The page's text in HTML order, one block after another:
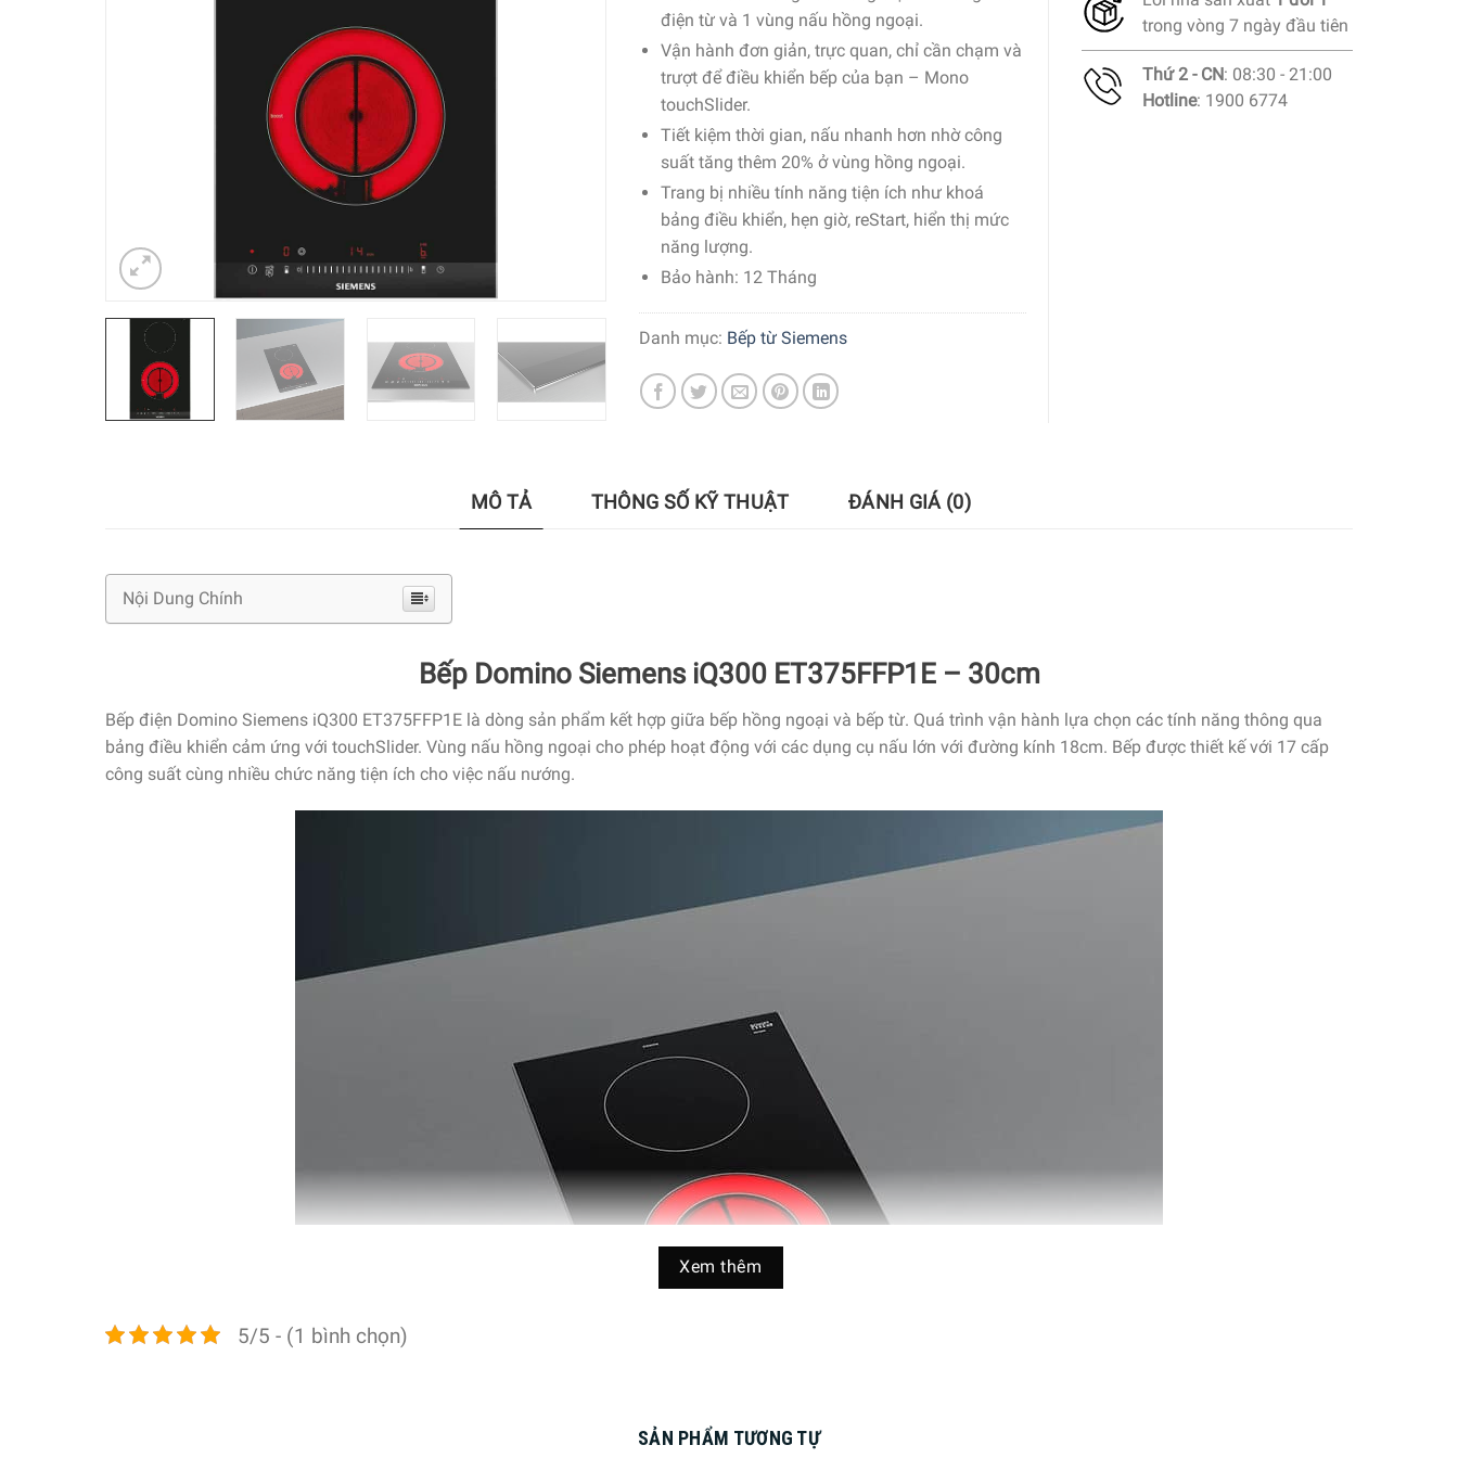
điện từ và 1 vùng nấu hồng ngoại.
Vận hành đơn giản, trực quan, chỉ cần chạm và
trượt để điều khiển bếp của bạn – Mono
touchSlider.
Tiết kiệm thời gian, nấu nhanh hơn nhờ công
suất tăng thêm 20% ở vùng hồng ngoại.
Trang bị nhiều tính năng tiện ích như khoá
bảng điều khiển, hẹn giờ, reStart, hiển thị mức
năng lượng.
Bảo hành: 12 Tháng
Danh mục: Bếp từ Siemens
trong vòng 7 ngày đầu tiên
Thứ 2 - CN: 08:30 - 21:00
Hotline: 1900 6774
MÔ TẢ THÔNG SỐ KỸ THUẬT ĐÁNH GIÁ (0)
Nội Dung Chính
Bếp Domino Siemens iQ300 ET375FFP1E – 30cm
Bếp điện Domino Siemens iQ300 ET375FFP1E là dòng sản phẩm kết hợp giữa bếp hồng ngoại và bếp từ. Quá trình vận hành lựa chọn các tính năng thông qua
bảng điều khiển cảm ứng với touchSlider. Vùng nấu hồng ngoại cho phép hoạt động với các dụng cụ nấu lớn với đường kính 18cm. Bếp được thiết kế với 17 cấp
công suất cùng nhiều chức năng tiện ích cho việc nấu nướng.
Xem thêm
5/5 - (1 bình chọn)
SẢN PHẨM TƯƠNG TỰ